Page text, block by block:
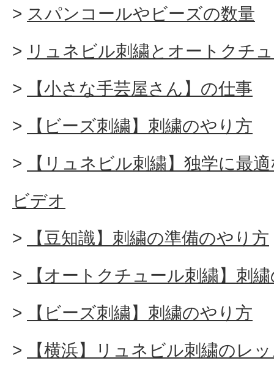
スパンコールやビーズの数量
リュネビル刺繍とオートクチ
【小さな手芸屋さん】の仕事
【ビーズ刺繍】刺繍のやり方
【リュネビル刺繍】独学に最
ビデオ
【豆知識】刺繍の準備のやり方
【オートクチュール刺繍】刺
【ビーズ刺繍】刺繍のやり方
【横浜】リュネビル刺繍のレ